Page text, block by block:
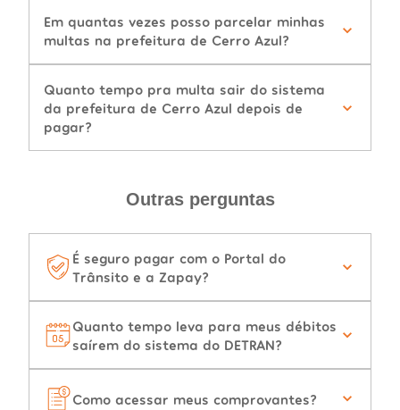
Em quantas vezes posso parcelar minhas
multas na prefeitura de Cerro Azul?
Quanto tempo pra multa sair do sistema
da prefeitura de Cerro Azul depois de
pagar?
Outras perguntas
É seguro pagar com o Portal do
Trânsito e a Zapay?
Quanto tempo leva para meus débitos
saírem do sistema do DETRAN?
Como acessar meus comprovantes?